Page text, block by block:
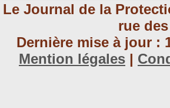
Le Journal de la
rue
Dernière mise à jour :
Mention légales |